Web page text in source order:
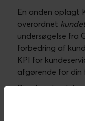
på tværs
Det kræver det
de kundeservice-
og optimeres.
vedkommende
integreret